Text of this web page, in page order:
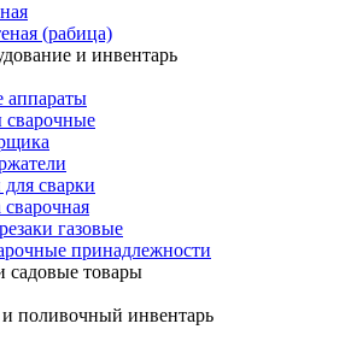
(рабица)
и инвентарь
аппараты
сварочные
сварки
газовые
принадлежности
садовые товары
поливочный инвентарь